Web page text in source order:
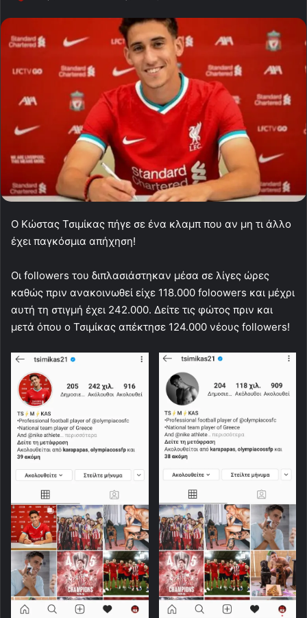
Ο Κώστας Τσιμίκας πήγε σε ένα κλαμπ που αν μη τι άλλο
έχει παγκόσμια απήχηση!
Οι followers του διπλασιάστηκαν μέσα σε λίγες ώρες
καθώς πριν ανακοινωθεί είχε 118.000 foloowers και μέχρι
αυτή τη στιγμή έχει 242.000. Δείτε τις φώτος πριν και
μετά όπου ο Τσιμίκας απέκτησε 124.000 νέους followers!